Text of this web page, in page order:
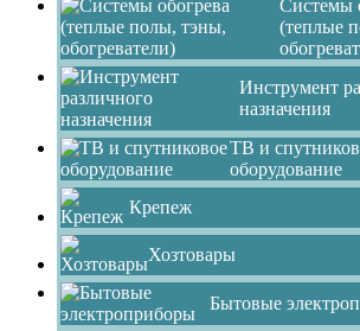
Системы
(теплые
Инструмент
назначения
ТВ и
оборудование
Крепеж
Хозтовары
Бытовые